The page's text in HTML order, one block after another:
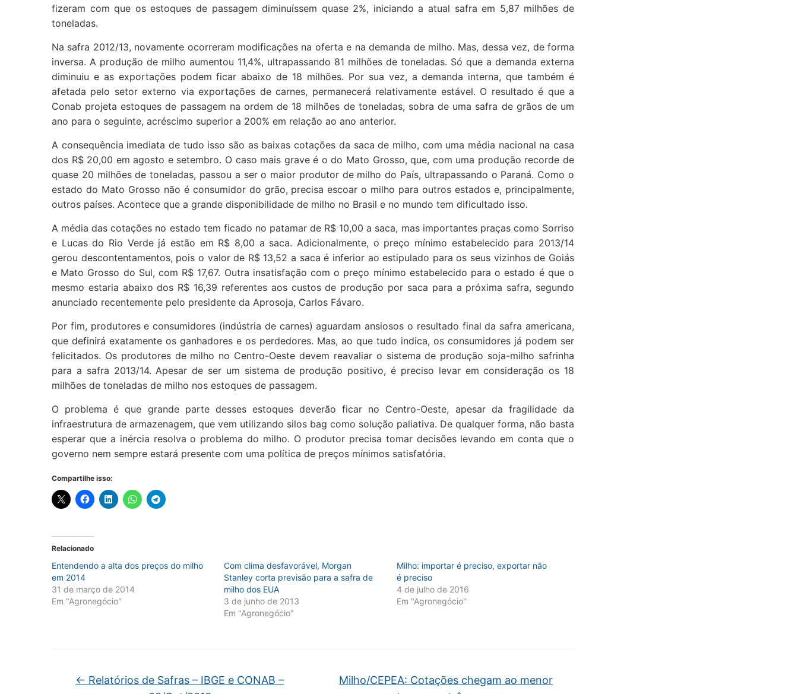
fizeram com que os estoques de passagem diminuíssem quase 2%, iniciando a atual safra em 5,87 milhões de
toneladas.
Na safra 2012/13, novamente ocorreram modificações na oferta e na demanda de milho. Mas, dessa vez, de forma
inversa. A produção de milho aumentou 11,4%, ultrapassando 81 milhões de toneladas. Só que a demanda externa
diminuiu e as exportações podem ficar abaixo de 18 milhões. Por sua vez, a demanda interna, que também é
afetada pelo setor externo via exportações de carnes, permanecerá relativamente estável. O resultado é que a
Conab projeta estoques de passagem na ordem de 18 milhões de toneladas, sobra de uma safra de grãos de um
ano para o seguinte, acréscimo superior a 200% em relação ao ano anterior.
A consequência imediata de tudo isso são as baixas cotações da saca de milho, com uma média nacional na casa
dos R$ 20,00 em agosto e setembro. O caso mais grave é o do Mato Grosso, que, com uma produção recorde de
quase 20 milhões de toneladas, passou a ser o maior produtor de milho do País, ultrapassando o Paraná. Como o
estado do Mato Grosso não é consumidor do grão, precisa escoar o milho para outros estados e, principalmente,
outros países. Acontece que a grande disponibilidade de milho no Brasil e no mundo tem dificultado isso.
A média das cotações no estado tem ficado no patamar de R$ 10,00 a saca, mas importantes praças como Sorriso
e Lucas do Rio Verde já estão em R$ 8,00 a saca. Adicionalmente, o preço mínimo estabelecido para 2013/14
gerou descontentamentos, pois o valor de R$ 13,52 a saca é inferior ao estipulado para os seus vizinhos de Goiás
e Mato Grosso do Sul, com R$ 17,67. Outra insatisfação com o preço mínimo estabelecido para o estado é que o
mesmo estaria abaixo dos R$ 16,39 referentes aos custos de produção por saca para a próxima safra, segundo
anunciado recentemente pelo presidente da Aprosoja, Carlos Fávaro.
Por fim, produtores e consumidores (indústria de carnes) aguardam ansiosos o resultado final da safra americana,
que definirá exatamente os ganhadores e os perdedores. Mas, ao que tudo indica, os consumidores já podem ser
felicitados. Os produtores de milho no Centro-Oeste devem reavaliar o sistema de produção soja-milho safrinha
para a safra 2013/14. Apesar de ser um sistema de produção positivo, é preciso levar em consideração os 18
milhões de toneladas de milho nos estoques de passagem.
O problema é que grande parte desses estoques deverão ficar no Centro-Oeste, apesar da fragilidade da
infraestrutura de armazenagem, que vem utilizando silos bag como solução paliativa. De qualquer forma, não basta
esperar que a inércia resolva o problema do milho. O produtor precisa tomar decisões levando em conta que o
governo nem sempre estará presente com uma política de preços mínimos satisfatória.
Compartilhe isso:
Relacionado
Entendendo a alta dos preços do milho
em 2014
31 de março de 2014
Em "Agronegócio"
Com clima desfavorável, Morgan
Stanley corta previsão para a safra de
milho dos EUA
3 de junho de 2013
Em "Agronegócio"
Milho: importar é preciso, exportar não
é preciso
4 de julho de 2016
Em "Agronegócio"
← Relatórios de Safras – IBGE e CONAB –
Milho/CEPEA: Cotações chegam ao menor